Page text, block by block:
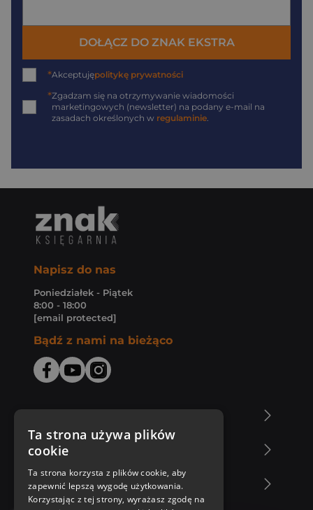
DOŁĄCZ DO ZNAK EKSTRA
*Akceptujępolitykę prywatności
*Zgadzam się na otrzymywanie wiadomości
marketingowych (newsletter) na podany e-mail na
zasadach określonych w regulaminie.
Napisz do nas
Poniedziałek - Piątek
8:00 - 18:00
[email protected]
Bądź z nami na bieżąco
Zakupy u nas
Nasza oferta
Ta strona używa plików
cookie
Ta strona korzysta z plików cookie, aby
zapewnić lepszą wygodę użytkowania.
Korzystając z tej strony, wyrażasz zgodę na